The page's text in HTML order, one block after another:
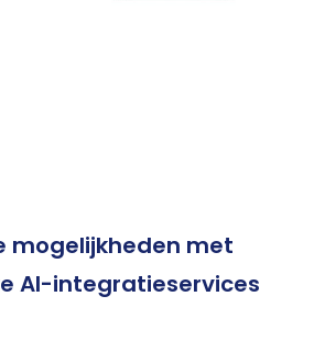
mogelijkheden met
AI-integratieservices